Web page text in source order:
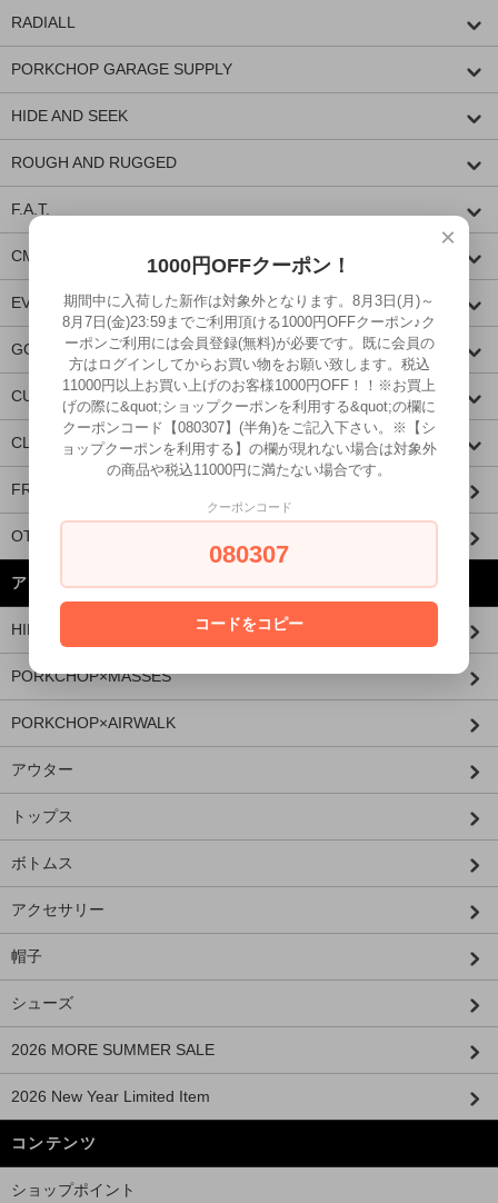
RADIALL
PORKCHOP GARAGE SUPPLY
HIDE AND SEEK
ROUGH AND RUGGED
F.A.T.
CMF OUTDOOR GARMENT
EVILACT
GOODSPEED equipment
CUTRATE
CLUCT
FRAGRANCE CAFE
OTHER BRANDS
アイテムから探す
HIDE AND SEEK × 西浦徹
PORKCHOP×MASSES
PORKCHOP×AIRWALK
アウター
トップス
ボトムス
アクセサリー
帽子
シューズ
2026 MORE SUMMER SALE
2026 New Year Limited Item
コンテンツ
ショップポイント
×
1000円OFFクーポン！
期間中に入荷した新作は対象外となります。8月3日(月)～
8月7日(金)23:59までご利用頂ける1000円OFFクーポン♪ク
ーポンご利用には会員登録(無料)が必要です。既に会員の
方はログインしてからお買い物をお願い致します。税込
11000円以上お買い上げのお客様1000円OFF！！※お買上
げの際に&quot;ショップクーポンを利用する&quot;の欄に
クーポンコード【080307】(半角)をご記入下さい。※【シ
ョップクーポンを利用する】の欄が現れない場合は対象外
の商品や税込11000円に満たない場合です。
クーポンコード
080307
コードをコピー